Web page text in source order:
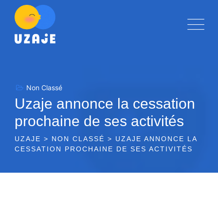
content
Non Classé
Uzaje annonce la cessation
prochaine de ses activités
UZAJE > NON CLASSÉ > UZAJE ANNONCE LA
CESSATION PROCHAINE DE SES ACTIVITÉS